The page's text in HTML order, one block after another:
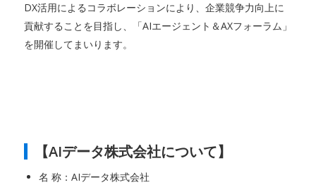
DX活用によるコラボレーションにより、企業競争力向上に
貢献することを目指し、「AIエージェント＆AXフォーラム」
を開催してまいります。
【AIデータ株式会社について】
名 称：AIデータ株式会社